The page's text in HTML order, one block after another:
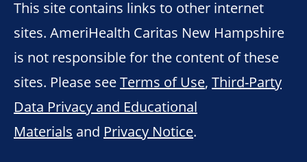
This site contains links to other internet
sites. AmeriHealth Caritas New Hampshire
is not responsible for the content of these
sites. Please seeTerms of Use, Third-Party
Data Privacy and Educational
Materials and Privacy Notice.